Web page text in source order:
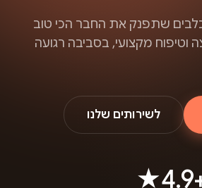
שתפנק את החבר הכי טוב
מקצועי, בסביבה רגועה
לשירותים שלנו
4.9★